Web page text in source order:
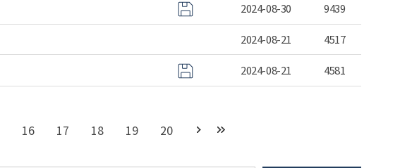
2024-08-30
9439
2024-08-21
4517
2024-08-21 4581
16 17 18 19 20